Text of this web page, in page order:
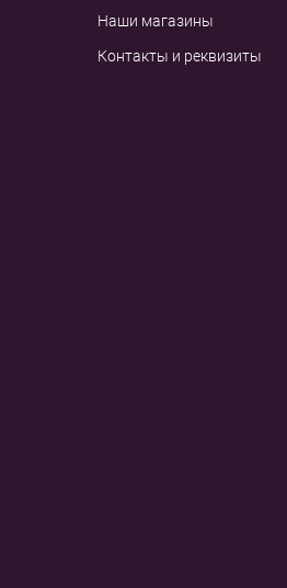
Наши магазины
Контакты и реквизиты